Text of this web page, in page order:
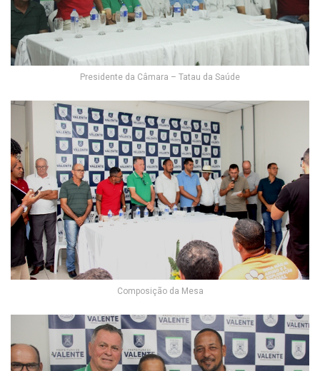
Presidente da Câmara – Tatau da Saúde
Composição da Mesa